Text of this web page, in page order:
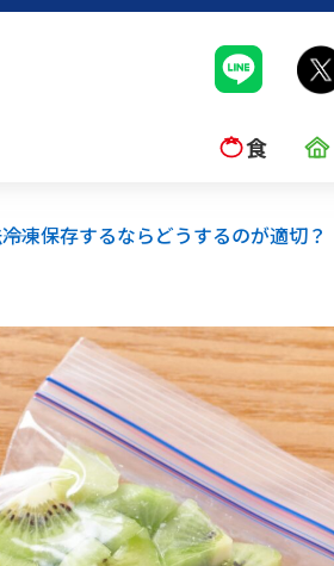
食
凍保存するならどうするのが適切？